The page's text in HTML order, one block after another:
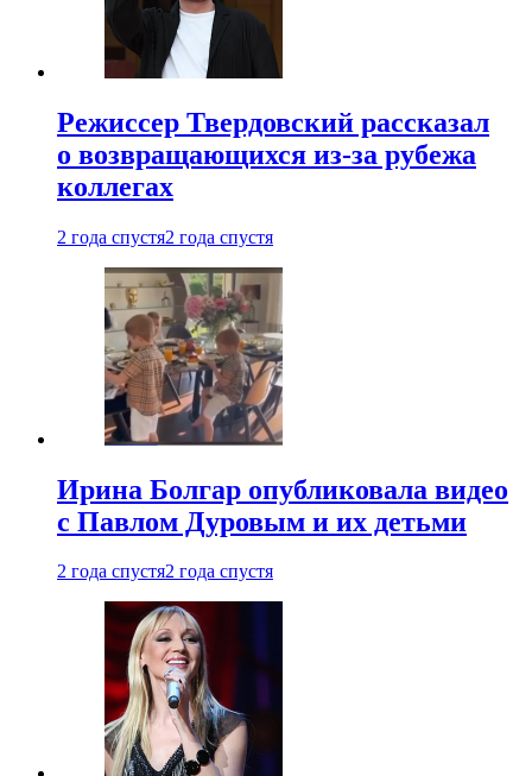
Режиссер Твердовский рассказал
о возвращающихся из-за рубежа
коллегах
2 года спустя2 года спустя
Ирина Болгар опубликовала видео
с Павлом Дуровым и их детьми
2 года спустя2 года спустя